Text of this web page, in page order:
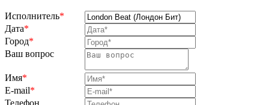
Исполнитель*
Дата*
Город*
Ваш вопрос
Имя*
E-mail*